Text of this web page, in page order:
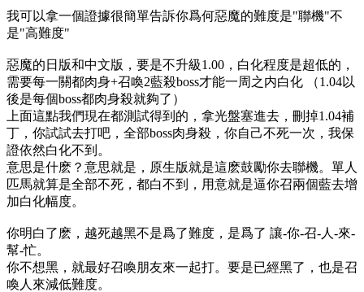
我可以拿一個證據很簡單告訴你爲何惡魔的難度是"聯機"不
是"高難度"
惡魔的日版和中文版，要是不升級1.00，白化程度是超低的，
需要每一關都肉身+召喚2藍殺boss才能一周之内白化 （1.04以
後是每個boss都肉身殺就夠了）
上面這點我們現在都測試得到的，拿光盤塞進去，刪掉1.04補
丁，你試試去打吧，全部boss肉身殺，你自己不死一次，我保
證依然白化不到。
意思是什麽？意思就是，原生版就是這麽鼓勵你去聯機。單人
匹馬就算是全部不死，都白不到，用意就是逼你召兩個藍去增
加白化幅度。
你明白了麽，越死越黑不是爲了難度，是爲了 讓-你-召-人-來-
幫-忙。
你不想黑，就最好召喚朋友來一起打。要是已經黑了，也是召
喚人來減低難度。